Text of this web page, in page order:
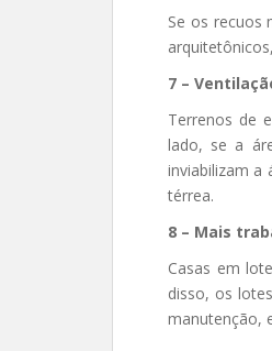
Se os recuos
7 –
Terrenos de
lado, se a
inviabilizam a
térrea.
8 – Mais
Casas em
disso, os
manutenção,